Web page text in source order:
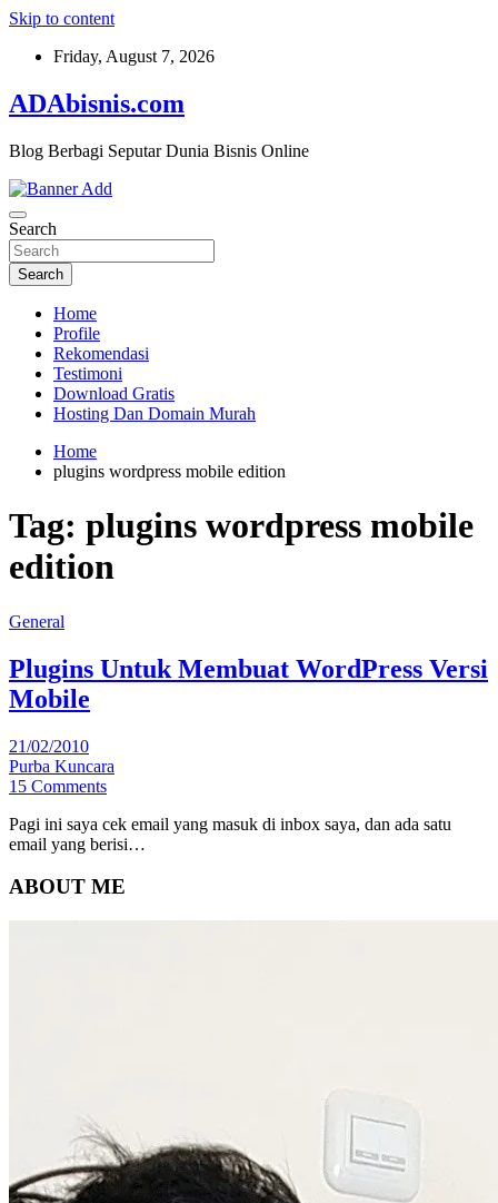
Skip to content
Friday, August 7, 2026
ADAbisnis.com
Blog Berbagi Seputar Dunia Bisnis Online
Search
Search
Home
Profile
Rekomendasi
Testimoni
Download Gratis
Hosting Dan Domain Murah
Home
plugins wordpress mobile edition
Tag: plugins wordpress mobile
edition
General
Plugins Untuk Membuat WordPress Versi
Mobile
21/02/2010
Purba Kuncara
15 Comments
Pagi ini saya cek email yang masuk di inbox saya, dan ada satu
email yang berisi…
ABOUT ME